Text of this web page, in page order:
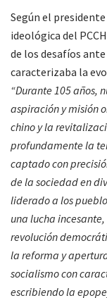
Según el
ideológica del
de los desafíos
caracterizaba la
“Durante 105 años,
aspiración y misión
chino y la
profundamente la
captado con
de la sociedad en
liderado a los
una lucha
revolución
la reforma y
socialismo con
escribiendo la